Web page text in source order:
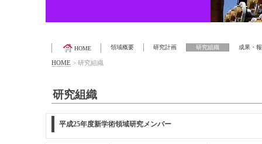
HOME 領域概要 研究計画 研究組織 成果・
HOME> 研究組織
研究組織
平成25年度新学術領域研究メンバー